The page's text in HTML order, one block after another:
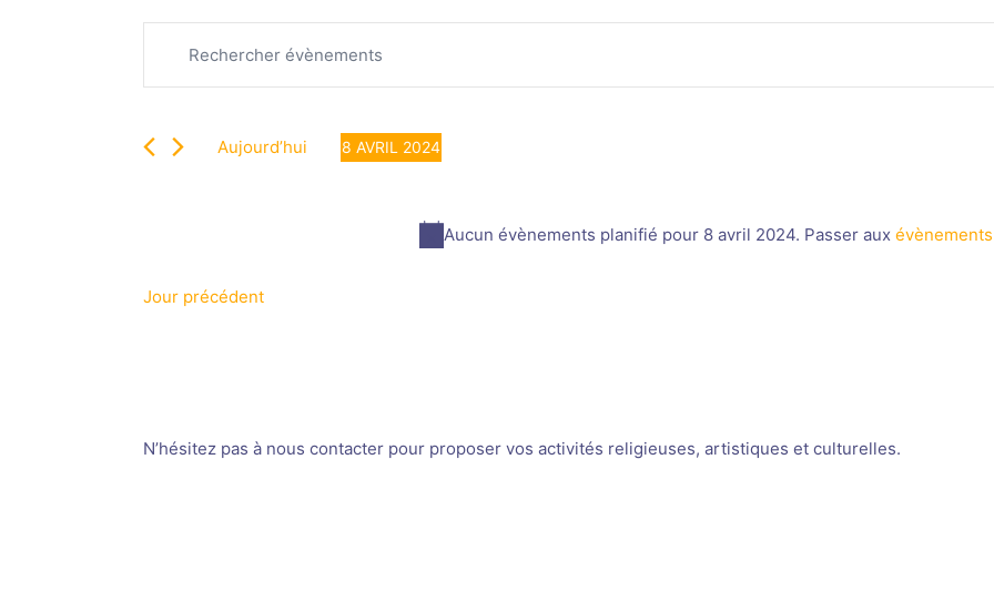
Évènements
8
2024
Notice
Aucun évènements planifié pour 8 avril 2024. Passer aux
Recherche
navigation
vues
Évènements
Aujourd’hui 8 AVRIL 2024
Jour précédent
N’hésitez pas à nous contacter pour proposer vos activités religieuses, artistiques et culturelles.